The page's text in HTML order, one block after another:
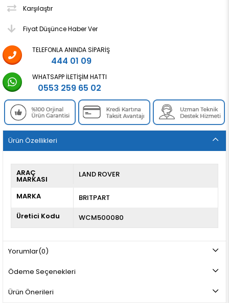
Karşılaştır
Fiyat Düşünce Haber Ver
TELEFONLA ANINDA SIPARIŞ
444 01 09
WHATSAPP İLETIŞIM HATTI
0553 259 65 02
Ürün Özellikleri
ARAÇ
MARKASI
LAND ROVER
MARKA
BRITPART
Üretici Kodu
WCM500080
Yorumlar(0)
Ödeme Seçenekleri
Ürün Önerileri